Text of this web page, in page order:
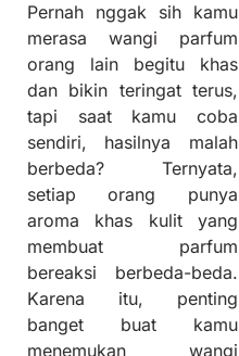
Pernah nggak sih kamu
merasa wangi parfum
orang lain begitu khas
dan bikin teringat terus,
tapi saat kamu coba
sendiri, hasilnya malah
berbeda? Ternyata,
setiap orang punya
aroma khas kulit yang
membuat parfum
bereaksi berbeda-beda.
Karena itu, penting
banget buat kamu
menemukan wangi